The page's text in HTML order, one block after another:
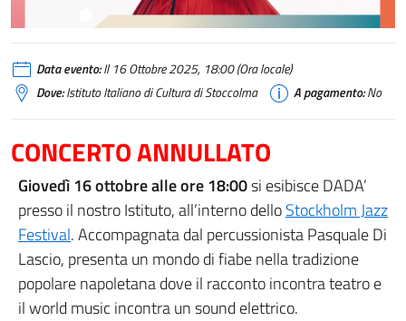
Data evento:Il 16 Ottobre 2025, 18:00 (Ora locale)
Dove:Istituto Italiano di Cultura di Stoccolma A pagamento:No
CONCERTO ANNULLATO
Giovedì 16 ottobre alle ore 18:00si esibisce DADA’
presso il nostro Istituto, all’interno delloStockholm Jazz
Festival. Accompagnata dal percussionista Pasquale Di
Lascio, presenta un mondo di fiabe nella tradizione
popolare napoletana dove il racconto incontra teatro e
il world music incontra un sound elettrico.